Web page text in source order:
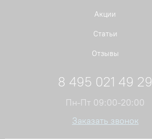
Акции
Статьи
Отзывы
8 495 021 49 29
Пн-Пт 09:00-20:00
Заказать звонок